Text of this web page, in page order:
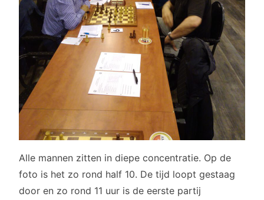
Alle mannen zitten in diepe concentratie. Op de
foto is het zo rond half 10. De tijd loopt gestaag
door en zo rond 11 uur is de eerste partij